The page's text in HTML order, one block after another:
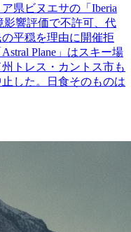
県ビヌエサの「Iberia
影響評価で不許可、代
平穏を理由に開催拒
Plane」はスキー場
トレス・カントス市も
した。日食そのものは